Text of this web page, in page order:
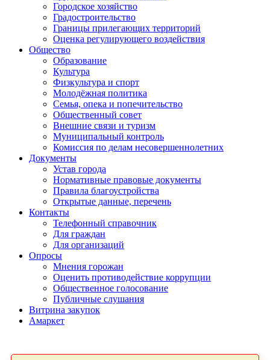
Городское хозяйство
Градостроительство
Границы прилегающих территорий
Оценка регулирующего воздействия
Общество
Образование
Культура
Физкультура и спорт
Молодёжная политика
Семья, опека и попечительство
Общественный совет
Внешние связи и туризм
Муниципальный контроль
Комиссия по делам несовершеннолетних
Документы
Устав города
Нормативные правовые документы
Правила благоустройства
Открытые данные, перечень
Контакты
Телефонный справочник
Для граждан
Для организаций
Опросы
Мнения горожан
Оценить противодействие коррупции
Общественное голосование
Публичные слушания
Витрина закупок
Амаркет